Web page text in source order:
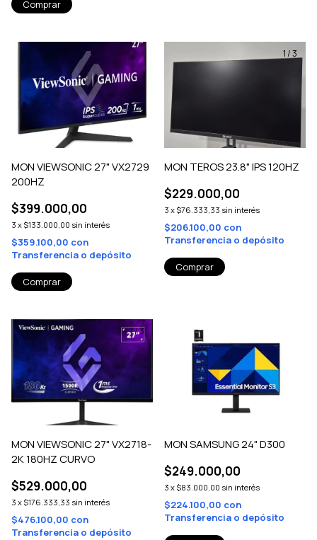
MON VIEWSONIC 27" VX2729
200HZ
$399.000,00
3 x $133.000,00 sin interés
$359.100,00 con
Transferencia o depósito
1/3
MON TEROS 23.8" IPS 120HZ
$229.000,00
3 x $76.333,33 sin interés
$206.100,00 con
Transferencia o depósito
1/3
MON VIEWSONIC 27" VX2718-
2K 180HZ CURVO
$529.000,00
3 x $176.333,33 sin interés
$476.100,00 con
Transferencia o depósito
MON SAMSUNG 24" D300
$249.000,00
3 x $83.000,00 sin interés
$224.100,00 con
Transferencia o depósito